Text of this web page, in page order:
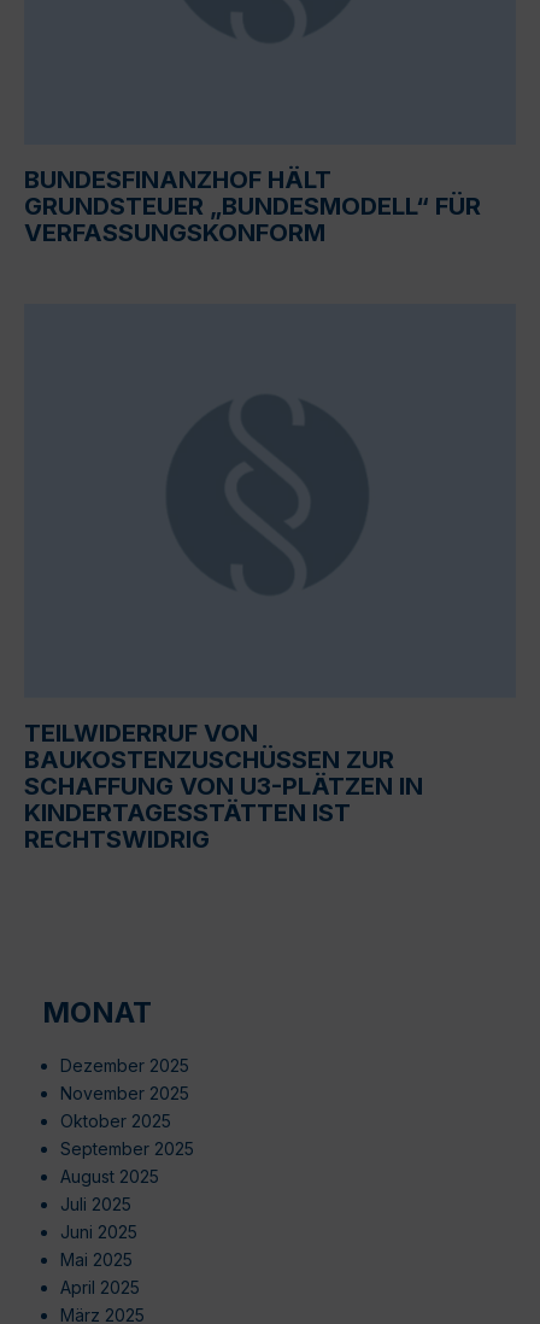
BUNDESFINANZHOF HÄLT
GRUNDSTEUER „BUNDESMODELL“ FÜR
VERFASSUNGSKONFORM
TEILWIDERRUF VON
BAUKOSTENZUSCHÜSSEN ZUR
SCHAFFUNG VON U3-PLÄTZEN IN
KINDERTAGESSTÄTTEN IST
RECHTSWIDRIG
MONAT
Dezember 2025
November 2025
Oktober 2025
September 2025
August 2025
Juli 2025
Juni 2025
Mai 2025
April 2025
März 2025